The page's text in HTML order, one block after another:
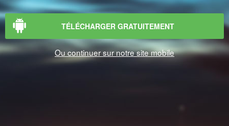
TÉLÉCHARGER GRATUITEMENT
Ou continuer sur notre site mobile